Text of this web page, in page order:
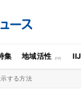
集 地域活性 IIJ
する方法